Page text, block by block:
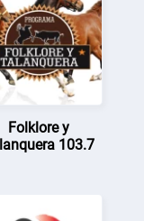
Folklore y
103.7